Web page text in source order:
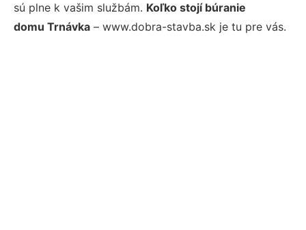
sú plne k vašim službám. Koľko stojí búranie
domu Trnávka – www.dobra-stavba.sk je tu pre vás.